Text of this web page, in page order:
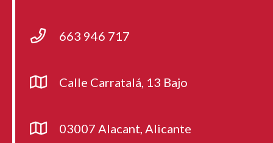
663 946 717
Calle Carratalá, 13 Bajo
03007 Alacant, Alicante